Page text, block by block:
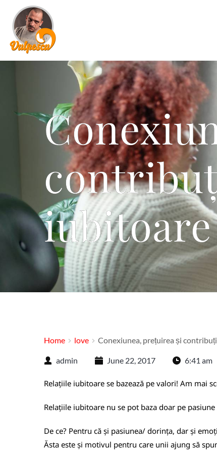
iubitoare
Home love Conexiunea, prețuirea și
admin June 22, 2017 6:41 am
Relațiile iubitoare se bazează pe valori! Am mai
Relațiile iubitoare nu se pot baza doar pe
De ce? Pentru că și pasiunea/ dorința, dar și
Ăsta este și motivul pentru care unii ajung să